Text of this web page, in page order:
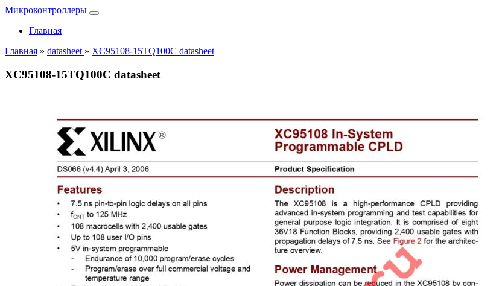
Микроконтроллеры
Главная
Главная » datasheet » XC95108-15TQ100C datasheet
XC95108-15TQ100C datasheet